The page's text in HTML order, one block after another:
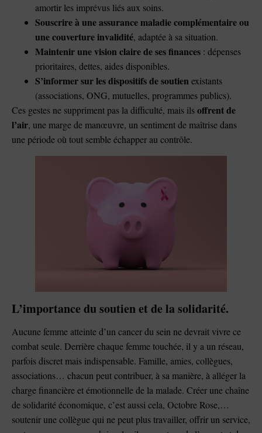
amortir les imprévus liés aux soins.
Souscrire à une assurance maladie complémentaire ou
une couverture invalidité, adaptée à sa situation.
Maintenir une vision claire de ses finances : dépenses
prioritaires, dettes, aides disponibles.
S’informer sur les dispositifs de soutien existants
(associations, ONG, mutuelles, programmes publics).
Ces gestes ne suppriment pas la difficulté, mais ilsoffrent de
l’air, une marge de manœuvre, un sentiment de maîtrise dans
une période où tout semble échapper au contrôle.
L’importance du soutien et de la solidarité.
Aucune femme atteinte d’un cancer du sein ne devrait vivre ce
combat seule. Derrière chaque femme touchée, il y a un réseau,
parfois discret mais indispensable. Famille, amies, collègues,
associations… chacun peut contribuer, à sa manière, à alléger la
charge financière et émotionnelle de la malade. Créer une chaîne
de solidarité économique, c’est aussi cela, Octobre Rose,…
soutenir une collègue qui ne peut plus travailler, offrir un service,